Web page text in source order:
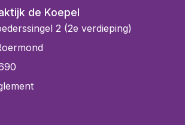
de Koepel
2 (2e verdieping)